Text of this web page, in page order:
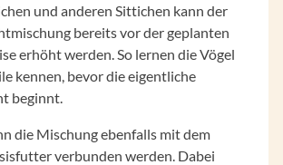
und anderen Sittichen kann der
bereits vor der geplanten
erhöht werden. So lernen die Vögel
kennen, bevor die eigentliche
beginnt.
die Mischung ebenfalls mit dem
verbunden werden. Dabei